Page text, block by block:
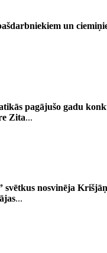
un
pagājušo gadu
Zita...
nosvinēja
...